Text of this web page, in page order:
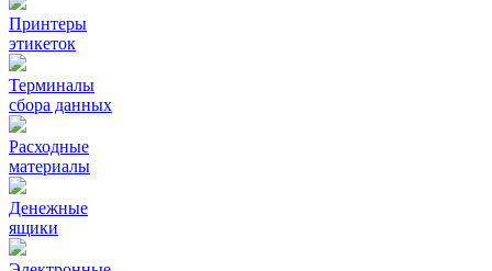
Принтеры
этикеток
Терминалы
сбора данных
Расходные
материалы
Денежные
ящики